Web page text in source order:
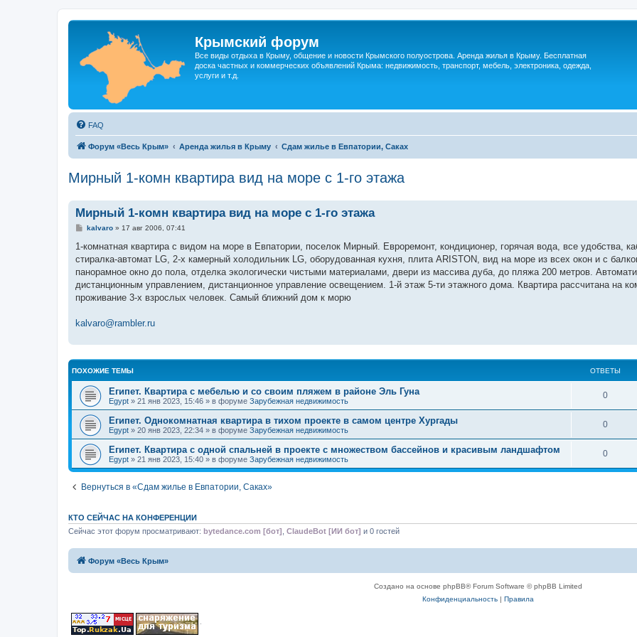
Крымский форум
Все виды отдыха в Крыму, общение и новости Крымского полуострова. Аренда жилья в Крыму. Бесплатная
доска частных и коммерческих объявлений Крыма: недвижимость, транспорт, мебель, электроника, одежда,
услуги и т.д.
FAQ
Форум «Весь Крым» Аренда жилья в Крыму Сдам жилье в Евпатории, Саках
Мирный 1-комн квартира вид на море c 1-го этажа
Мирный 1-комн квартира вид на море c 1-го этажа
С
о
щ
е
и
е
kalvaro» 17 авг 2006, 07:41
1-комнатная квартира с видом на море в Евпатории, поселок Мирный. Евроремонт, кондиционер, горячая вода, все удобства,
стиралка-автомат LG, 2-х камерный холодильник LG, оборудованная кухня, плита ARISTON, вид на море из всех окон и с
панорамное окно до пола, отделка экологически чистыми материалами, двери из массива дуба, до пляжа 200 метров.
дистанционным управлением, дистанционное управление освещением. 1-й этаж 5-ти этажного дома. Квартира расcчитана на
проживание 3-х взрослых человек. Самый ближний дом к морю
kalvaro@rambler.ru
ПОХОЖИЕ ТЕМЫ ОТВЕТЫ
Египет. Квартира с мебелью и со своим пляжем в районе Эль Гуна
Egypt » 21 янв 2023, 15:46 » в форуме Зарубежная недвижимость
0
Египет. Однокомнатная квартира в тихом проекте в самом центре Хургады
Egypt » 20 янв 2023, 22:34 » в форуме Зарубежная недвижимость
0
Египет. Квартира с одной спальней в проекте с множеством бассейнов и красивым ландшафтом
Egypt » 21 янв 2023, 15:40 » в форуме Зарубежная недвижимость
0
Вернуться в «Сдам жилье в Евпатории, Саках»
КТО СЕЙЧАС НА КОНФЕРЕНЦИИ
Сейчас этот форум просматривают: bytedance.com [бот] ClaudeBot [ИИ бот] и 0 гостей
Форум «Весь Крым»
Создано на основе phpBB® Forum Software © phpBB Limited
Конфиденциальность| Правила